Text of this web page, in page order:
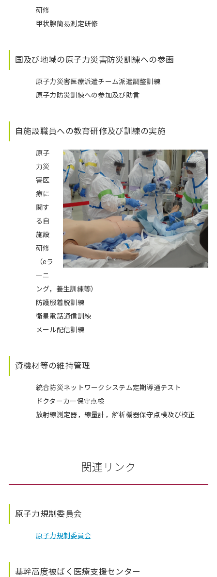
研修
甲状腺簡易測定研修
国及び地域の原子力災害防災訓練への参画
原子力災害医療派遣チーム派遣調整訓練
原子力防災訓練への参加及び助言
自施設職員への教育研修及び訓練の実施
原子
力災
害医
療に
関す
る自
施設
研修
（eラ
ーニ
ング，養生訓練等）
防護服着脱訓練
衛星電話通信訓練
メール配信訓練
資機材等の維持管理
統合防災ネットワークシステム定期導通テスト
ドクターカー保守点検
放射線測定器，線量計，解析機器保守点検及び校正
関連リンク
原子力規制委員会
原子力規制委員会
基幹高度被ばく医療支援センター